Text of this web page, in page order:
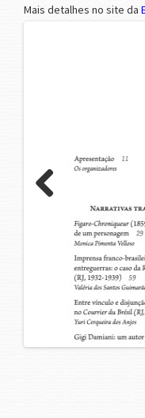
Mais detalhes no site da